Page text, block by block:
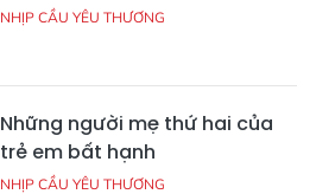
NHỊP CẦU YÊU THƯƠNG
Những người mẹ thứ hai của
trẻ em bất hạnh
NHỊP CẦU YÊU THƯƠNG